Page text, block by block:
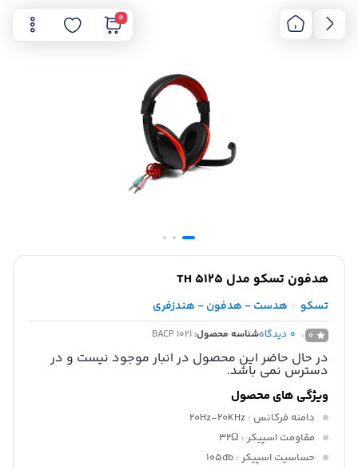
0
هدفون تسکو مدل TH 5125
تسکو / هدست - هدفون - هندزفری
0
0 دیدگاهشناسه محصول: BACP 1021
در حال حاضر این محصول در انبار موجود نیست و در
دسترس نمی باشد.
ویژگی های محصول
دامنه فرکانس : 20Hz-20KHz
مقاومت اسپیکر : 32Ω
حساسیت اسپیکر : 105db